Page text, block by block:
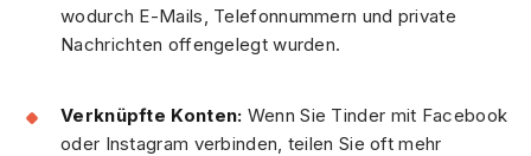
wodurch E-Mails, Telefonnummern und private
Nachrichten offengelegt wurden.
Verknüpfte Konten: Wenn Sie Tinder mit Facebook
oder Instagram verbinden, teilen Sie oft mehr